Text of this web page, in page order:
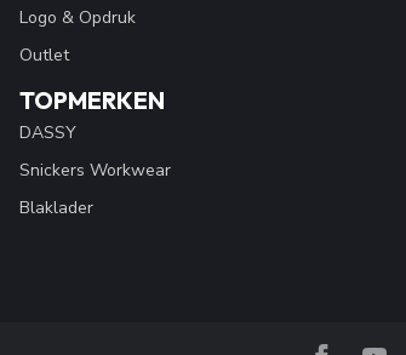
Logo & Opdruk
Outlet
TOPMERKEN
DASSY
Snickers Workwear
Blaklader